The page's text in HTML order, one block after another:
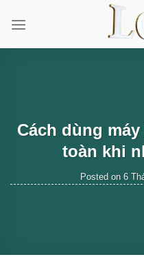
Cách dùng
toàn khi
Posted on 6